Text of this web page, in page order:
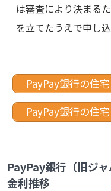
は審査により決まる
を立てたうえで申し込
PayPay銀行の住
PayPay銀行の住
PayPay銀行（旧ジ
金利推移